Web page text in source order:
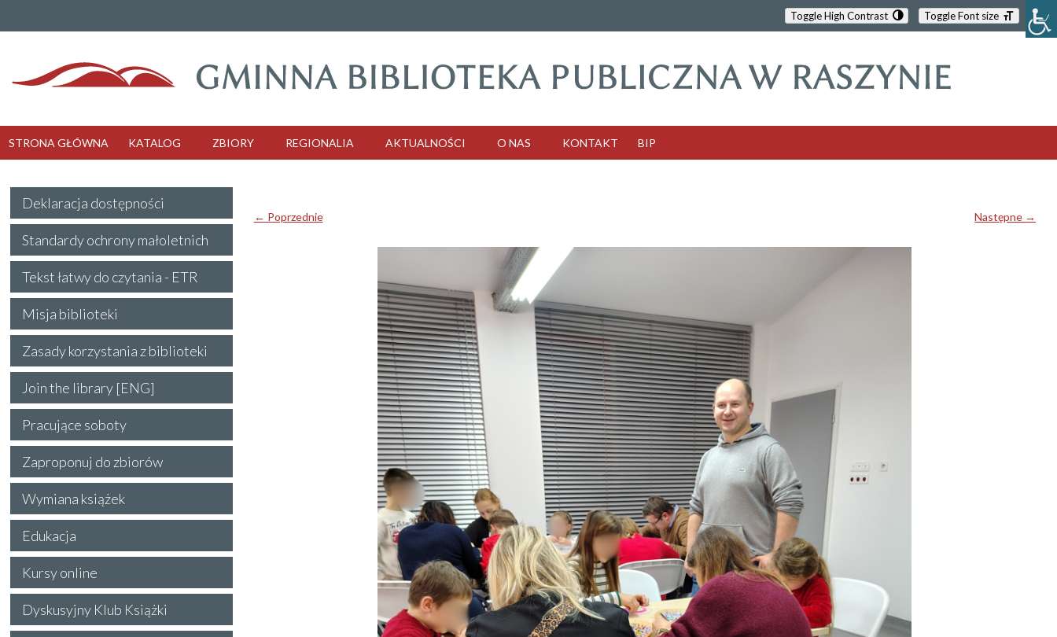
Toggle High Contrast Toggle Font size
STRONA GŁÓWNA KATALOG ZBIORY REGIONALIA AKTUALNOŚCI O NAS KONTAKT BIP
← Poprzednie Następne →
Deklaracja dostępności
Standardy ochrony małoletnich
Tekst łatwy do czytania - ETR
Misja biblioteki
Zasady korzystania z biblioteki
Join the library [ENG]
Pracujące soboty
Zaproponuj do zbiorów
Wymiana książek
Edukacja
Kursy online
Dyskusyjny Klub Książki